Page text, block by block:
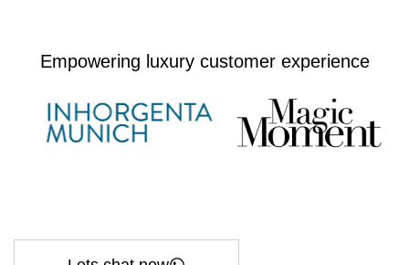
Empowering luxury customer experience